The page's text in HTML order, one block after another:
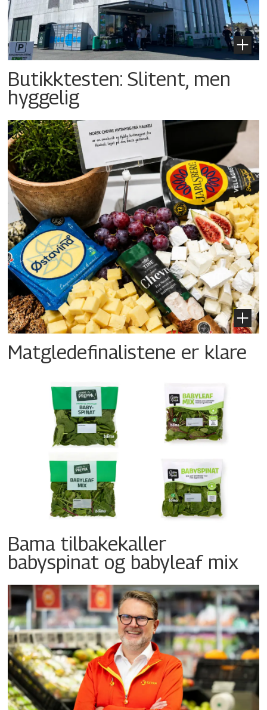
Butikktesten: Slitent, men
hyggelig
Matgledefinalistene er klare
Bama tilbakekaller
babyspinat og babyleaf mix